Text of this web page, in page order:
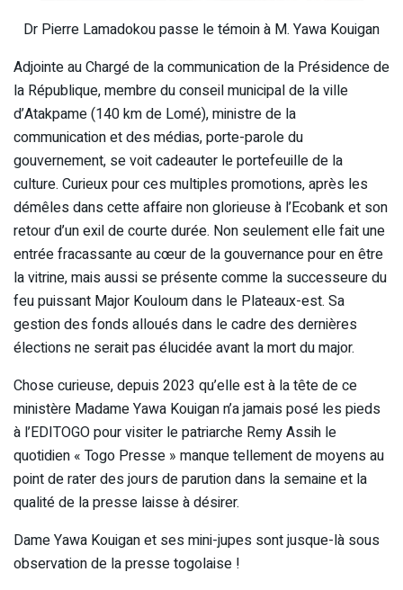
Dr Pierre Lamadokou passe le témoin à M. Yawa Kouigan
Adjointe au Chargé de la communication de la Présidence de
la République, membre du conseil municipal de la ville
d’Atakpame (140 km de Lomé), ministre de la
communication et des médias, porte-parole du
gouvernement, se voit cadeauter le portefeuille de la
culture. Curieux pour ces multiples promotions, après les
démêles dans cette affaire non glorieuse à l’Ecobank et son
retour d’un exil de courte durée. Non seulement elle fait une
entrée fracassante au cœur de la gouvernance pour en être
la vitrine, mais aussi se présente comme la successeure du
feu puissant Major Kouloum dans le Plateaux-est. Sa
gestion des fonds alloués dans le cadre des dernières
élections ne serait pas élucidée avant la mort du major.
Chose curieuse, depuis 2023 qu’elle est à la tête de ce
ministère Madame Yawa Kouigan n’a jamais posé les pieds
à l’EDITOGO pour visiter le patriarche Remy Assih le
quotidien « Togo Presse » manque tellement de moyens au
point de rater des jours de parution dans la semaine et la
qualité de la presse laisse à désirer.
Dame Yawa Kouigan et ses mini-jupes sont jusque-là sous
observation de la presse togolaise !